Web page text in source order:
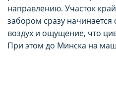
направлению. Участок
забором сразу
воздух и ощущение, что
При этом до Минска на